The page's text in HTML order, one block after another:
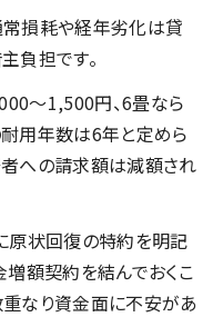
損耗や経年劣化は貸
負担です。
〜1,500円、6畳なら
用年数は6年と定めら
への請求額は減額され
原状回復の特約を明記
増額契約を結んでおくこ
なり資金面に不安があ